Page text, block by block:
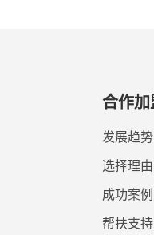
候TDS水质监测
取茶器，泡茶（绿茶、红茶、
箱，有效减少滤芯使用损耗
提醒，避免饮水二次污染
+UV紫外线抑菌杀菌功能
净水箱清洗智能提醒功能
合作加
发展趋势
选择理由
成功案例
帮扶支持